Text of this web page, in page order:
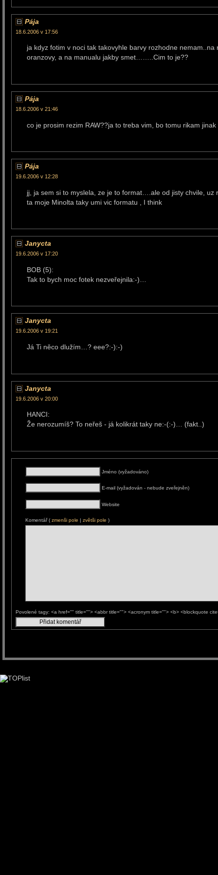
Pája
18.6.2006 v 17:56
ja kdyz fotim v noci tak takovyhle barvy rozhodne
oranzovy, a na manualu jakby smet……..Cim to je??
Pája
18.6.2006 v 21:46
co je prosim rezim RAW??ja to treba vim, bo tomu rikam
Pája
19.6.2006 v 12:28
jj, ja sem si to myslela, ze je to format….ale od jisty chvile,
ta moje Minolta taky umi vic formatu , I think
Janycta
19.6.2006 v 17:20
BOB (5):
Tak to bych moc fotek nezveřejnila:-)…
Janycta
19.6.2006 v 19:21
Já Ti něco dlužím…? eee?:-):-)
Janycta
19.6.2006 v 20:00
HANCI:
Že nerozumíš? To neřeš - já kolikrát taky ne:-(:-)… (fakt..)
Jméno (vyžadováno)
E-mail (vyžadován - nebude zveřejněn)
Website
Komentář ( zmenši pole | zvětši pole )
Povolené tagy: <a href="" title=""> <abbr title=""> <acronym title=""> <b> <blockquote